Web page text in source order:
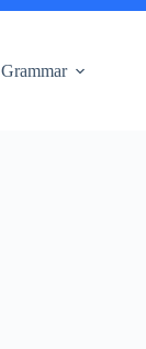
Grammar